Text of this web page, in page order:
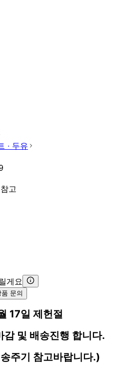
∙ 두유
고
게요
품 문의
17일 제헌절
감 및 배송진행 합니다.
주기 참고바랍니다.)